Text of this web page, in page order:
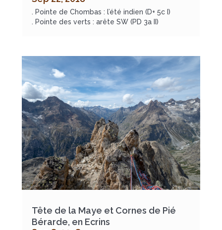
. Pointe de Chombas : l’été indien (D+ 5c I)
. Pointe des verts : arête SW (PD 3a II)
Tête de la Maye et Cornes de Pié
Bérarde, en Ecrins